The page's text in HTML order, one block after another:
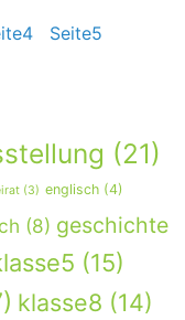
4 Seite5
(21)
(3) englisch (4)
(8) geschichte
(15)
klasse8 (14)